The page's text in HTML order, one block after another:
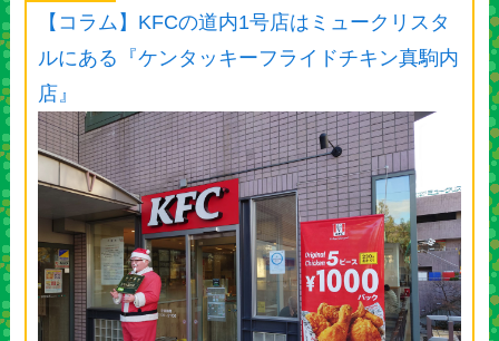
【コラム】KFCの道内1号店はミュークリスタ
ルにある『ケンタッキーフライドチキン真駒内
店』